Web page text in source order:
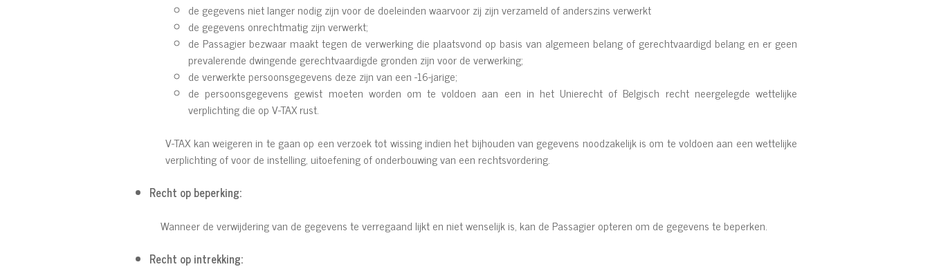
de gegevens niet langer nodig zijn voor de doeleinden waarvoor zij zijn verzameld of anderszins verwerkt
de gegevens onrechtmatig zijn verwerkt;
de Passagier bezwaar maakt tegen de verwerking die plaatsvond op basis van algemeen belang of gerechtvaardigd belang en er geen
prevalerende dwingende gerechtvaardigde gronden zijn voor de verwerking;
de verwerkte persoonsgegevens deze zijn van een -16-jarige;
de persoonsgegevens gewist moeten worden om te voldoen aan een in het Unierecht of Belgisch recht neergelegde wettelijke
verplichting die op V-TAX rust.
V-TAX kan weigeren in te gaan op een verzoek tot wissing indien het bijhouden van gegevens noodzakelijk is om te voldoen aan een wettelijke
verplichting of voor de instelling, uitoefening of onderbouwing van een rechtsvordering.
Recht op beperking:
Wanneer de verwijdering van de gegevens te verregaand lijkt en niet wenselijk is, kan de Passagier opteren om de gegevens te beperken.
Recht op intrekking: